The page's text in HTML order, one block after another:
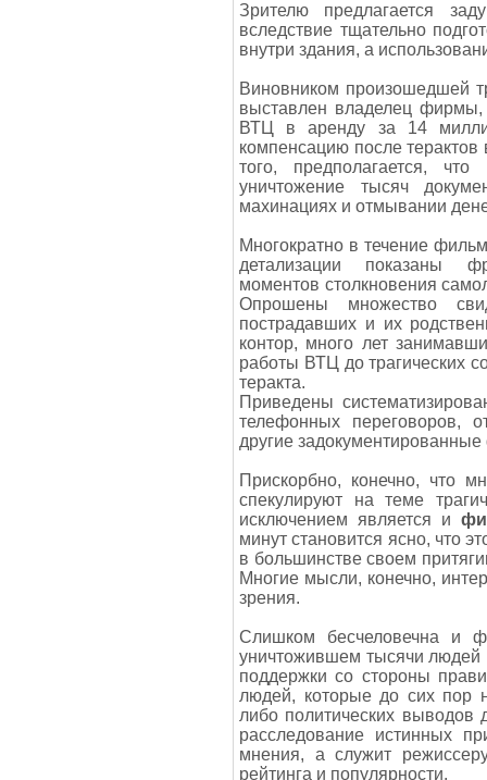
Зрителю предлагается
вследствие тщательно
внутри здания, а
Виновником произошедшей
выставлен владелец
ВТЦ в аренду за 14
компенсацию после
того, предполагается,
уничтожение тысяч
махинациях и отмывании
Многократно в течение
детализации показаны
моментов столкновения
Опрошены множество
пострадавших и их
контор, много лет
работы ВТЦ до трагических
теракта.
Приведены
телефонных переговоров,
другие
Прискорбно, конечно, что
спекулируют на теме
исключением является и
минут становится ясно, что
в большинстве своем
Многие мысли, конечно,
зрения.
Слишком бесчеловечна и
уничтожившем тысячи людей
поддержки со стороны
людей, которые до сих пор
либо политических
расследование истинных
мнения, а служит
рейтинга и популярности.